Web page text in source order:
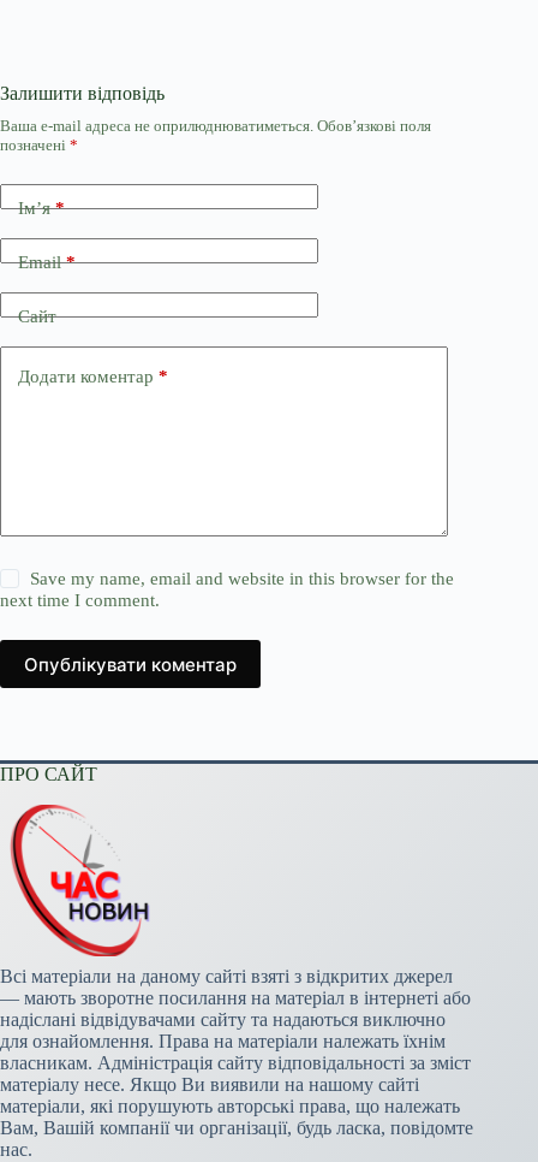
Залишити відповідь
Ваша e-mail адреса не оприлюднюватиметься. Обов’язкові поля
позначені *
Ім’я*
Email*
Сайт
Додати коментар *
Save my name, email and website in this browser for the
next time I comment.
Опублікувати коментар
ПРО САЙТ
Всі матеріали на даному сайті взяті з відкритих джерел
— мають зворотне посилання на матеріал в інтернеті або
надіслані відвідувачами сайту та надаються виключно
для ознайомлення. Права на матеріали належать їхнім
власникам. Адміністрація сайту відповідальності за зміст
матеріалу несе. Якщо Ви виявили на нашому сайті
матеріали, які порушують авторські права, що належать
Вам, Вашій компанії чи організації, будь ласка, повідомте
нас.